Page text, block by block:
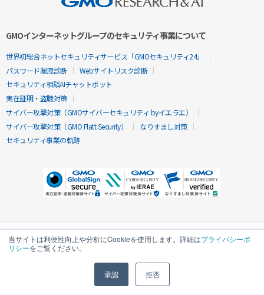
当サイトは利便性向上や分析にCookieを使用します。詳細はプライバシーポ
リシーをご覧ください。
承認 拒否
GMOインターネットグループのセキュリティ事業について
世界初総合ネットセキュリティサービス「GMOセキュリティ24」
パスワード漏洩診断
Webサイトリスク診断
セキュリティ相談AIチャットボット
実在証明・盗聴対策
サイバー攻撃対策（GMOサイバーセキュリティ byイエラエ）
サイバー攻撃対策（GMO Flatt Security）
なりすまし対策
セキュリティ事業の軌跡